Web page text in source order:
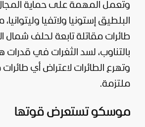
وتعمل المهمة على حماية
البلطيق إستونيا ولاتفيا
طائرات مقاتلة تابعة لحلف شمال
بالتناوب، لسد الثغرات في قدرات
وتهرع الطائرات لاعتراض أي
ملتزمة.
موسكو تستعرض قوتها